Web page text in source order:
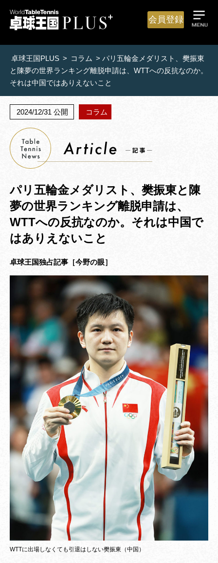
会員登録
卓球王国PLUS > コラム > パリ五輪金メダリスト、樊振東
と陳夢の世界ランキング離脱申請は、WTTへの反抗なのか。
それは中国ではありえないこと
2024/12/31 公開 コラム
パリ五輪金メダリスト、樊振東と陳
夢の世界ランキング離脱申請は、
WTTへの反抗なのか。それは中国で
はありえないこと
卓球王国独占記事［今野の眼］
WTTに出場しなくても引退はしない樊振東（中国）